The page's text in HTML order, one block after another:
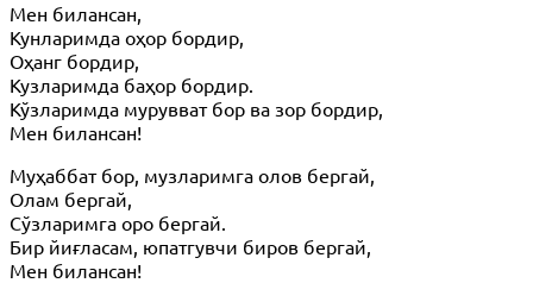
Мен билансан,
Кунларимда оҳор бордир,
Оҳанг бордир,
Кузларимда баҳор бордир.
Кўзларимда мурувват бор ва зор бордир,
Мен билансан!
Муҳаббат бор, музларимга олов бергай,
Олам бергай,
Сўзларимга оро бергай.
Бир йиғласам, юпатгувчи биров бергай,
Мен билансан!